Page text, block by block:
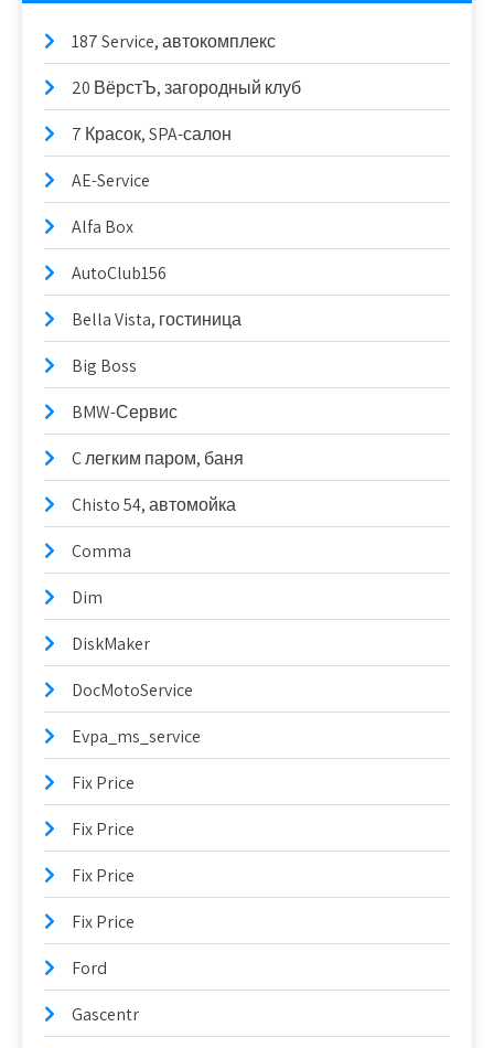
187 Service, автокомплекс
20 ВёрстЪ, загородный клуб
7 Красок, SPA-салон
AE-Service
Alfa Box
AutoClub156
Bella Vista, гостиница
Big Boss
BMW-Сервис
C легким паром, баня
Chisto 54, автомойка
Comma
Dim
DiskMaker
DocMotoService
Evpa_ms_service
Fix Price
Fix Price
Fix Price
Fix Price
Ford
Gascentr